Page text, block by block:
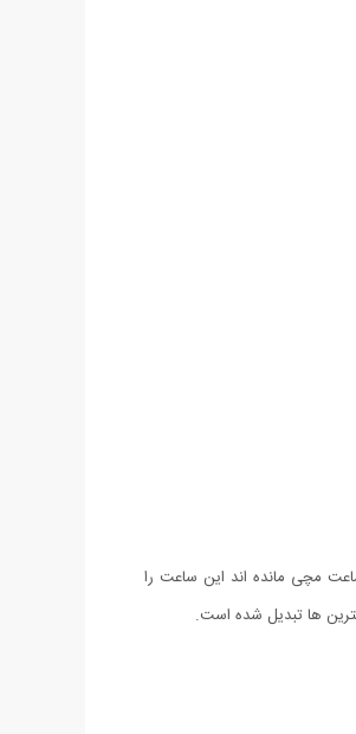
مچی مانده اند این ساعت را
ها تبدیل شده است.